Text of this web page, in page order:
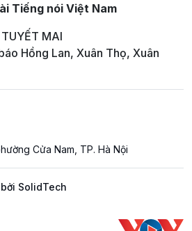
Tiếng nói Việt Nam
MAI
Hồng Lan, Xuân Thọ, Xuân
Cửa Nam, TP. Hà Nội
SolidTech